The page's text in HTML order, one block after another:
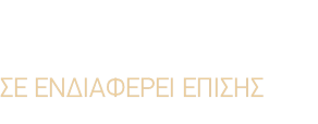
ΕΝΔΙΑΦΕΡΕΙ ΕΠΙΣΗΣ